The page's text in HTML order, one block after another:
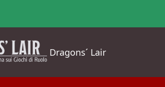
Dragons´ Lair